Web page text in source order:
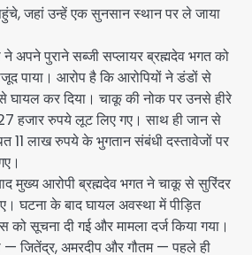
जहां उन्हें एक सुनसान स्थान पर ले जाया
ने अपने पुराने सब्जी सप्लायर ब्रह्मदेव भगत को
पाया। आरोप है कि आरोपियों ने डंडों से
घायल कर दिया। चाकू की नोक पर उनसे हीरे
हजार रुपये लूट लिए गए। साथ ही जान से
11 लाख रुपये के भुगतान संबंधी दस्तावेजों पर
मुख्य आरोपी ब्रह्मदेव भगत ने चाकू से सुरिंदर
घटना के बाद घायल अवस्था में पीड़ित
को सूचना दी गई और मामला दर्ज किया गया।
— जितेंद्र, अमरदीप और गौतम — पहले ही